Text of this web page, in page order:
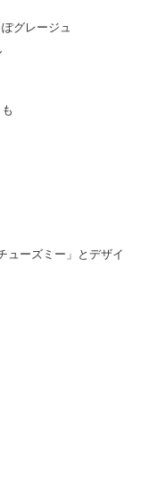
グレージュ
ューズミー」とデザイ